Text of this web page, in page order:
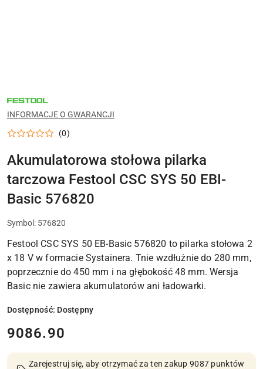
NARZĘDZIA
FESTOOL
DO
WARSZTATU,
MONTAŻU
WYKOŃCZENIOWYCH
INFORMACJE O GWARANCJI
(0)
Akumulatorowa stołowa pilarka
tarczowa Festool CSC SYS 50 EBI-
Basic 576820
Symbol: 576820
Festool CSC SYS 50 EB-Basic 576820 to pilarka stołowa 2
x 18 V w formacie Systainera. Tnie wzdłużnie do 280 mm,
poprzecznie do 450 mm i na głębokość 48 mm. Wersja
Basic nie zawiera akumulatorów ani ładowarki.
Dostępność: Dostępny
cena:
9086.90
Zarejestruj się, aby otrzymać za ten zakup 9087 punktów